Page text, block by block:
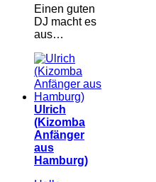
Einen guten
DJ macht es
aus…
Ulrich
(Kizomba
Anfänger
aus
Hamburg)